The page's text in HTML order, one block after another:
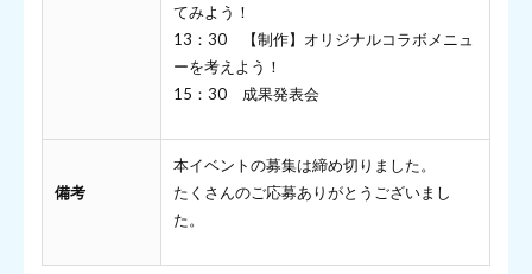
てみよう！
13：30 【制作】オリジナルコラボメニュ
ーを考えよう！
15：30 成果発表会
備考
本イベントの募集は締め切りました。
たくさんのご応募ありがとうございまし
た。